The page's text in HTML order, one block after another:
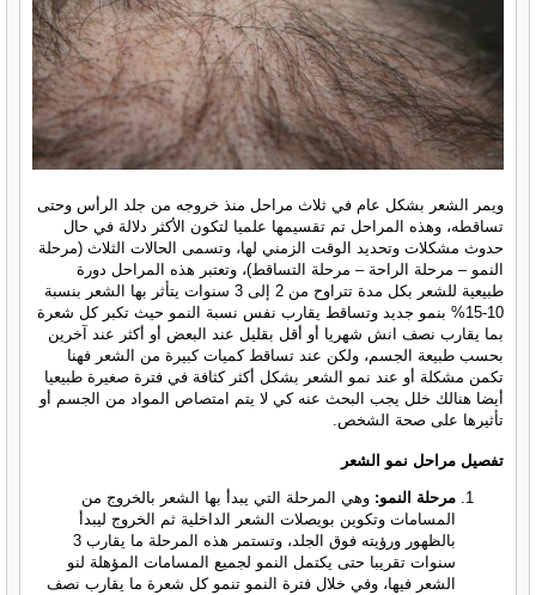
ويمر الشعر بشكل عام في ثلاث مراحل منذ خروجه من جلد الرأس وحتى
تساقطه، وهذه المراحل تم تقسيمها علميا لتكون الأكثر دلالة في حال
حدوث مشكلات وتحديد الوقت الزمني لها، وتسمى الحالات الثلاث (مرحلة
النمو – مرحلة الراحة – مرحلة التساقط)، وتعتبر هذه المراحل دورة
طبيعية للشعر بكل مدة تتراوح من 2 إلى 3 سنوات يتأثر بها الشعر بنسبة
10-15% بنمو جديد وتساقط يقارب نفس نسبة النمو حيث تكبر كل شعرة
بما يقارب نصف انش شهريا أو أقل بقليل عند البعض أو أكثر عند آخرين
بحسب طبيعة الجسم، ولكن عند تساقط كميات كبيرة من الشعر فهنا
تكمن مشكلة أو عند نمو الشعر بشكل أكثر كثافة في فترة صغيرة طبيعيا
أيضا هنالك خلل يجب البحث عنه كي لا يتم امتصاص المواد من الجسم أو
تأثيرها على صحة الشخص.
تفصيل مراحل نمو الشعر
مرحلة النمو: وهي المرحلة التي يبدأ بها الشعر بالخروج من
المسامات وتكوين بويصلات الشعر الداخلية ثم الخروج ليبدأ
بالظهور ورؤيته فوق الجلد، وتستمر هذه المرحلة ما يقارب 3
سنوات تقريبا حتى يكتمل النمو لجميع المسامات المؤهلة لنو
الشعر فيها، وفي خلال فترة النمو تنمو كل شعرة ما يقارب نصف